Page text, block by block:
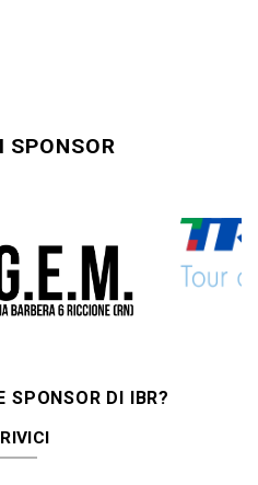
SPONSOR
SPONSOR DI IBR?